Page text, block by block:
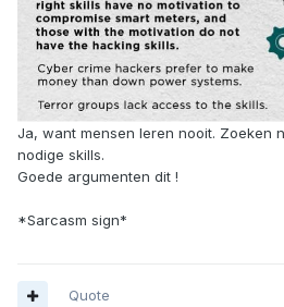
Ja, want mensen leren nooit. Zoeken
nodige skills.
Goede argumenten dit !
*Sarcasm sign*
Quote